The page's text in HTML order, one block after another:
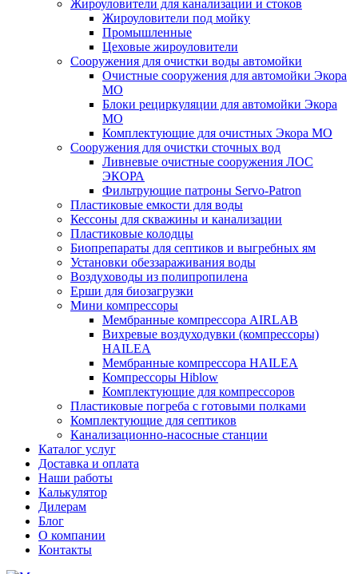
Жироуловители для канализации и стоков
Жироуловители под мойку
Промышленные
Цеховые жироуловители
Сооружения для очистки воды автомойки
Очистные сооружения для автомойки Экора
МО
Блоки рециркуляции для автомойки Экора
МО
Комплектующие для очистных Экора МО
Сооружения для очистки сточных вод
Ливневые очистные сооружения ЛОС
ЭКОРА
Фильтрующие патроны Servo-Patron
Пластиковые емкости для воды
Кессоны для скважины и канализации
Пластиковые колодцы
Биопрепараты для септиков и выгребных ям
Установки обеззараживания воды
Воздуховоды из полипропилена
Ерши для биозагрузки
Мини компрессоры
Мембранные компрессора AIRLAB
Вихревые воздуходувки (компрессоры)
HAILEA
Мембранные компрессора HAILEA
Компрессоры Hiblow
Комплектующие для компрессоров
Пластиковые погреба с готовыми полками
Комплектующие для септиков
Канализационно-насосные станции
Каталог услуг
Доставка и оплата
Наши работы
Калькулятор
Дилерам
Блог
О компании
Контакты